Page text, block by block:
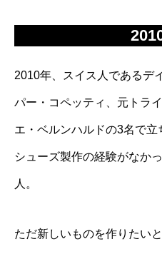
2010年、スイス人であるデ
パー・コペッティ、元トラ
エ・ベルンハルドの3名で立
シューズ製作の経験がなか
人。
ただ新しいものを作りたい